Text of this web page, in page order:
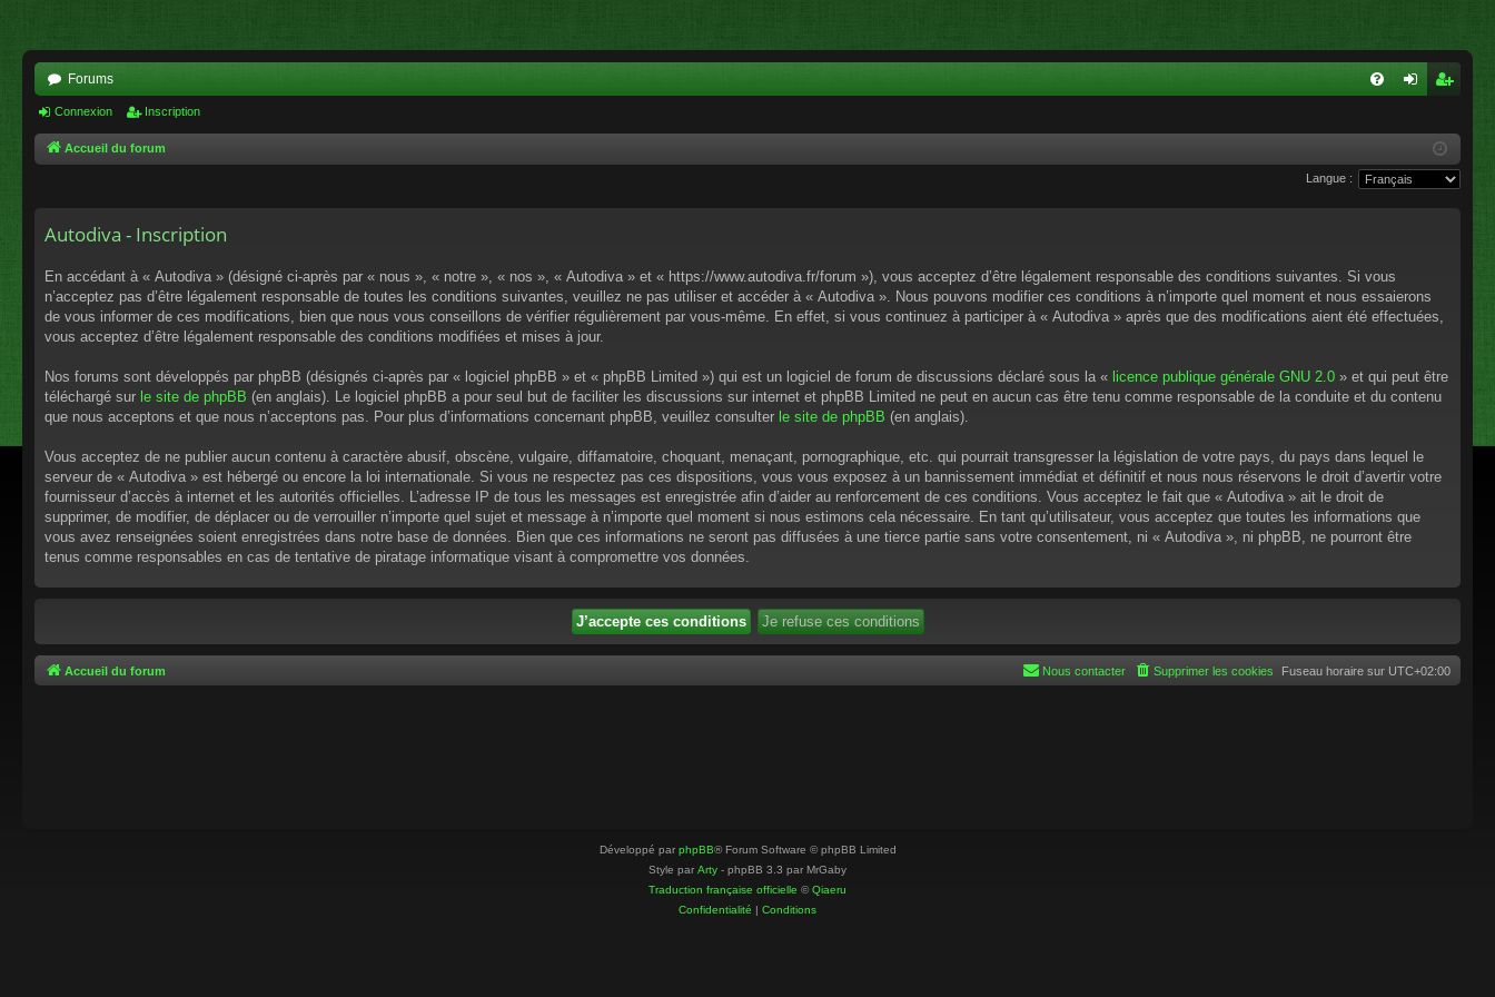
Forums
xi
cri
pti
Connexion Inscription
Accueil du forum
Langue :
Autodiva - Inscription
En accédant à « Autodiva » (désigné ci-après par « nous », « notre », « nos », « Autodiva » et « https://www.autodiva.fr/forum »), vous acceptez d’être légalement responsable des conditions suivantes. Si vous
n’acceptez pas d’être légalement responsable de toutes les conditions suivantes, veuillez ne pas utiliser et accéder à « Autodiva ». Nous pouvons modifier ces conditions à n’importe quel moment et nous essaierons
de vous informer de ces modifications, bien que nous vous conseillons de vérifier régulièrement par vous-même. En effet, si vous continuez à participer à « Autodiva » après que des modifications aient été effectuées,
vous acceptez d’être légalement responsable des conditions modifiées et mises à jour.
Nos forums sont développés par phpBB (désignés ci-après par « logiciel phpBB » et « phpBB Limited ») qui est un logiciel de forum de discussions déclaré sous la « licence publique générale GNU 2.0 » et qui peut être
téléchargé sur le site de phpBB (en anglais). Le logiciel phpBB a pour seul but de faciliter les discussions sur internet et phpBB Limited ne peut en aucun cas être tenu comme responsable de la conduite et du contenu
que nous acceptons et que nous n’acceptons pas. Pour plus d’informations concernant phpBB, veuillez consulter le site de phpBB (en anglais).
Vous acceptez de ne publier aucun contenu à caractère abusif, obscène, vulgaire, diffamatoire, choquant, menaçant, pornographique, etc. qui pourrait transgresser la législation de votre pays, du pays dans lequel le
serveur de « Autodiva » est hébergé ou encore la loi internationale. Si vous ne respectez pas ces dispositions, vous vous exposez à un bannissement immédiat et définitif et nous nous réservons le droit d’avertir votre
fournisseur d’accès à internet et les autorités officielles. L’adresse IP de tous les messages est enregistrée afin d’aider au renforcement de ces conditions. Vous acceptez le fait que « Autodiva » ait le droit de
supprimer, de modifier, de déplacer ou de verrouiller n’importe quel sujet et message à n’importe quel moment si nous estimons cela nécessaire. En tant qu’utilisateur, vous acceptez que toutes les informations que
vous avez renseignées soient enregistrées dans notre base de données. Bien que ces informations ne seront pas diffusées à une tierce partie sans votre consentement, ni « Autodiva », ni phpBB, ne pourront être
tenus comme responsables en cas de tentative de piratage informatique visant à compromettre vos données.
Accueil du forum Fuseau horaire sur UTC+02:00
Supprimer les cookies
Nous contacter
Développé par phpBB® Forum Software © phpBB Limited
Style par Arty - phpBB 3.3 par MrGaby
Traduction française officielle ©Qiaeru
Confidentialité | Conditions